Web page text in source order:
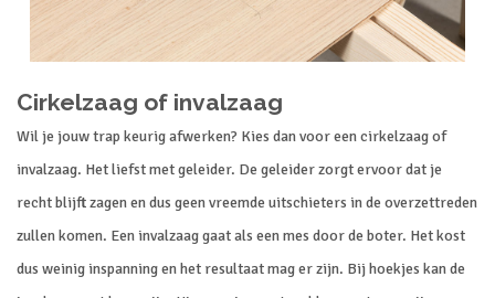
Cirkelzaag of invalzaag
Wil je jouw trap keurig afwerken? Kies dan voor een cirkelzaag of
invalzaag. Het liefst met geleider. De geleider zorgt ervoor dat je
recht blijft zagen en dus geen vreemde uitschieters in de overzettreden
zullen komen. Een invalzaag gaat als een mes door de boter. Het kost
dus weinig inspanning en het resultaat mag er zijn. Bij hoekjes kan de